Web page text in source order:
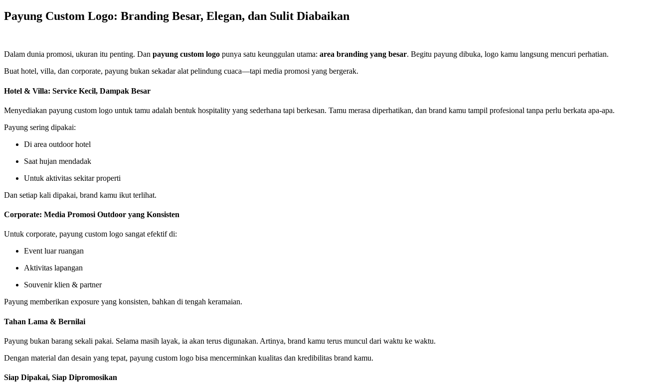
Payung Custom Logo: Branding Besar, Elegan, dan Sulit Diabaikan
Dalam dunia promosi, ukuran itu penting. Dan payung custom logo punya satu keunggulan utama: area branding yang besar. Begitu payung dibuka, logo kamu langsung mencuri perhatian.
Buat hotel, villa, dan corporate, payung bukan sekadar alat pelindung cuaca—tapi media promosi yang bergerak.
Hotel & Villa: Service Kecil, Dampak Besar
Menyediakan payung custom logo untuk tamu adalah bentuk hospitality yang sederhana tapi berkesan. Tamu merasa diperhatikan, dan brand kamu tampil profesional tanpa perlu berkata apa-apa.
Payung sering dipakai:
Di area outdoor hotel
Saat hujan mendadak
Untuk aktivitas sekitar properti
Dan setiap kali dipakai, brand kamu ikut terlihat.
Corporate: Media Promosi Outdoor yang Konsisten
Untuk corporate, payung custom logo sangat efektif di:
Event luar ruangan
Aktivitas lapangan
Souvenir klien & partner
Payung memberikan exposure yang konsisten, bahkan di tengah keramaian.
Tahan Lama & Bernilai
Payung bukan barang sekali pakai. Selama masih layak, ia akan terus digunakan. Artinya, brand kamu terus muncul dari waktu ke waktu.
Dengan material dan desain yang tepat, payung custom logo bisa mencerminkan kualitas dan kredibilitas brand kamu.
Siap Dipakai, Siap Dipromosikan